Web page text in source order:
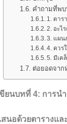
คำถามที่พบ
1. ตาร
2. อะไ
3. แผน
4. ควร
5. มีเค
ต่อยอดจาก
ขียนบทที่ 4: การน
สนอด้วยตารางแ